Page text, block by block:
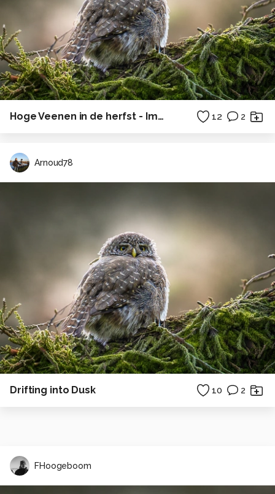
Hoge Veenen in de herfst - Impressie 12 2
Arnoud78
Drifting into Dusk 10 2
FHoogeboom